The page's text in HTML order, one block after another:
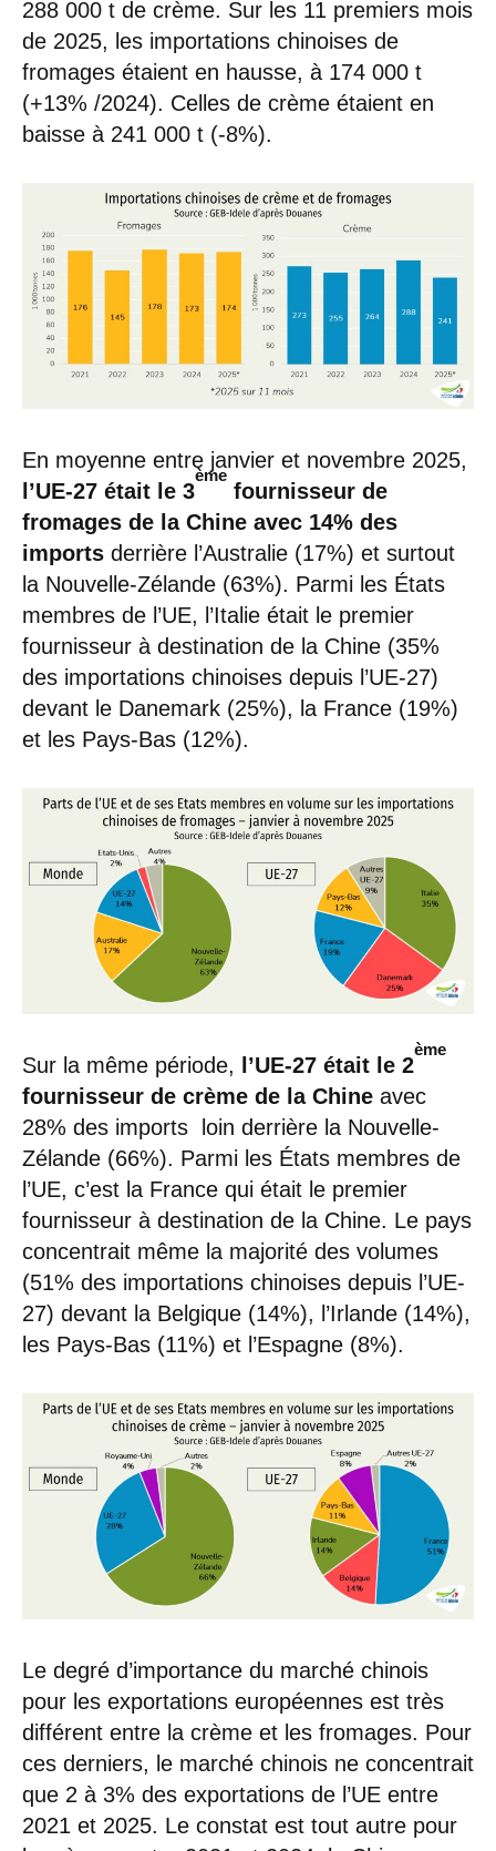
288 000 t de crème. Sur les 11 premiers mois
de 2025, les importations chinoises de
fromages étaient en hausse, à 174 000 t
(+13% /2024). Celles de crème étaient en
baisse à 241 000 t (-8%).
En moyenne entre janvier et novembre 2025,
l’UE-27 était le 3
ème
fournisseur de
fromages de la Chine avec 14% des
imports derrière l’Australie (17%) et surtout
la Nouvelle-Zélande (63%). Parmi les États
membres de l’UE, l’Italie était le premier
fournisseur à destination de la Chine (35%
des importations chinoises depuis l’UE-27)
devant le Danemark (25%), la France (19%)
et les Pays-Bas (12%).
Sur la même période, l’UE-27 était le 2
ème
fournisseur de crème de la Chine avec
28% des imports loin derrière la Nouvelle-
Zélande (66%). Parmi les États membres de
l’UE, c’est la France qui était le premier
fournisseur à destination de la Chine. Le pays
concentrait même la majorité des volumes
(51% des importations chinoises depuis l’UE-
27) devant la Belgique (14%), l’Irlande (14%),
les Pays-Bas (11%) et l’Espagne (8%).
Le degré d’importance du marché chinois
pour les exportations européennes est très
différent entre la crème et les fromages. Pour
ces derniers, le marché chinois ne concentrait
que 2 à 3% des exportations de l’UE entre
2021 et 2025. Le constat est tout autre pour